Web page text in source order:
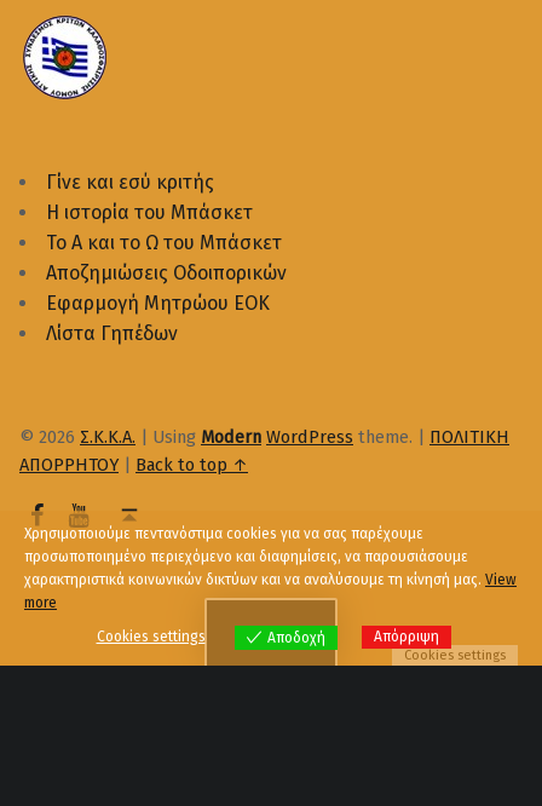
Menu
Γίνε και εσύ κριτής
Η ιστορία του Μπάσκετ
Το Α και το Ω του Μπάσκετ
Αποζημιώσεις Οδοιπορικών
Εφαρμογή Μητρώου ΕΟΚ
Λίστα Γηπέδων
© 2026 Σ.Κ.Κ.Α. Using Modern WordPress theme.
ΠΟΛΙΤΙΚΗ
ΑΠΟΡΡΗΤΟΥ
Back to top ↑
Χρησιμοποιούμε πεντανόστιμα cookies για να σας παρέχουμε
προσωποποιημένο περιεχόμενο και διαφημίσεις, να παρουσιάσουμε
χαρακτηριστικά κοινωνικών δικτύων και να αναλύσουμε τη κίνησή μας. View
more
Cookies settings
Αποδοχή Απόρριψη
Cookies settings